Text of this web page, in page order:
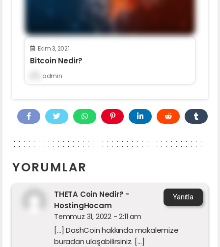
Ekim 3, 2021
Bitcoin Nedir?
admin
YORUMLAR
THETA Coin Nedir? -
HostingHocam
Temmuz 31, 2022 - 2:11 am
[…] DashCoin hakkında makalemize
buradan ulaşabilirsiniz. […]
Yanıtla